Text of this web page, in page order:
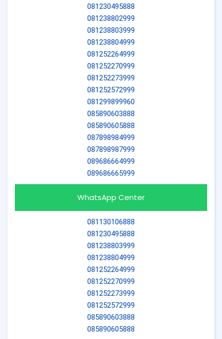
081230495888
081238802999
081238803999
081238804999
081252264999
081252270999
081252273999
081252572999
081299899960
085890603888
085890605888
087898984999
087898987999
089686664999
089686665999
WhatsApp Center
081130106888
081230495888
081238803999
081238804999
081252264999
081252270999
081252273999
081252572999
085890603888
085890605888